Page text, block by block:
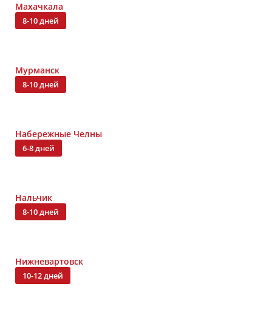
Махачкала
8-10 дней
Мурманск
8-10 дней
Набережные Челны
6-8 дней
Нальчик
8-10 дней
Нижневартовск
10-12 дней